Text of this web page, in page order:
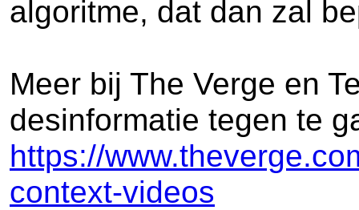
algoritme, dat dan zal
Meer bij The Verge en
desinformatie tegen te
https://
context-videos